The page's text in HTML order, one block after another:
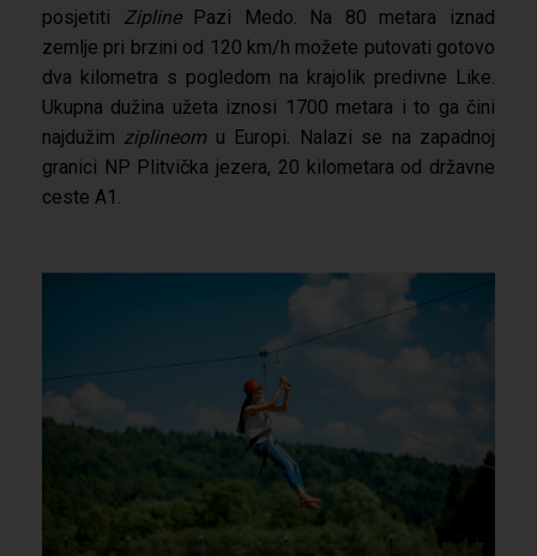
posjetiti ZiplinePazi Medo. Na 80 metara iznad
zemlje pri brzini od 120 km/h možete putovati gotovo
dva kilometra s pogledom na krajolik predivne Like.
Ukupna dužina užeta iznosi 1700 metara i to ga čini
najdužim ziplineom u Europi. Nalazi se na zapadnoj
granici NP Plitvička jezera, 20 kilometara od državne
ceste A1.